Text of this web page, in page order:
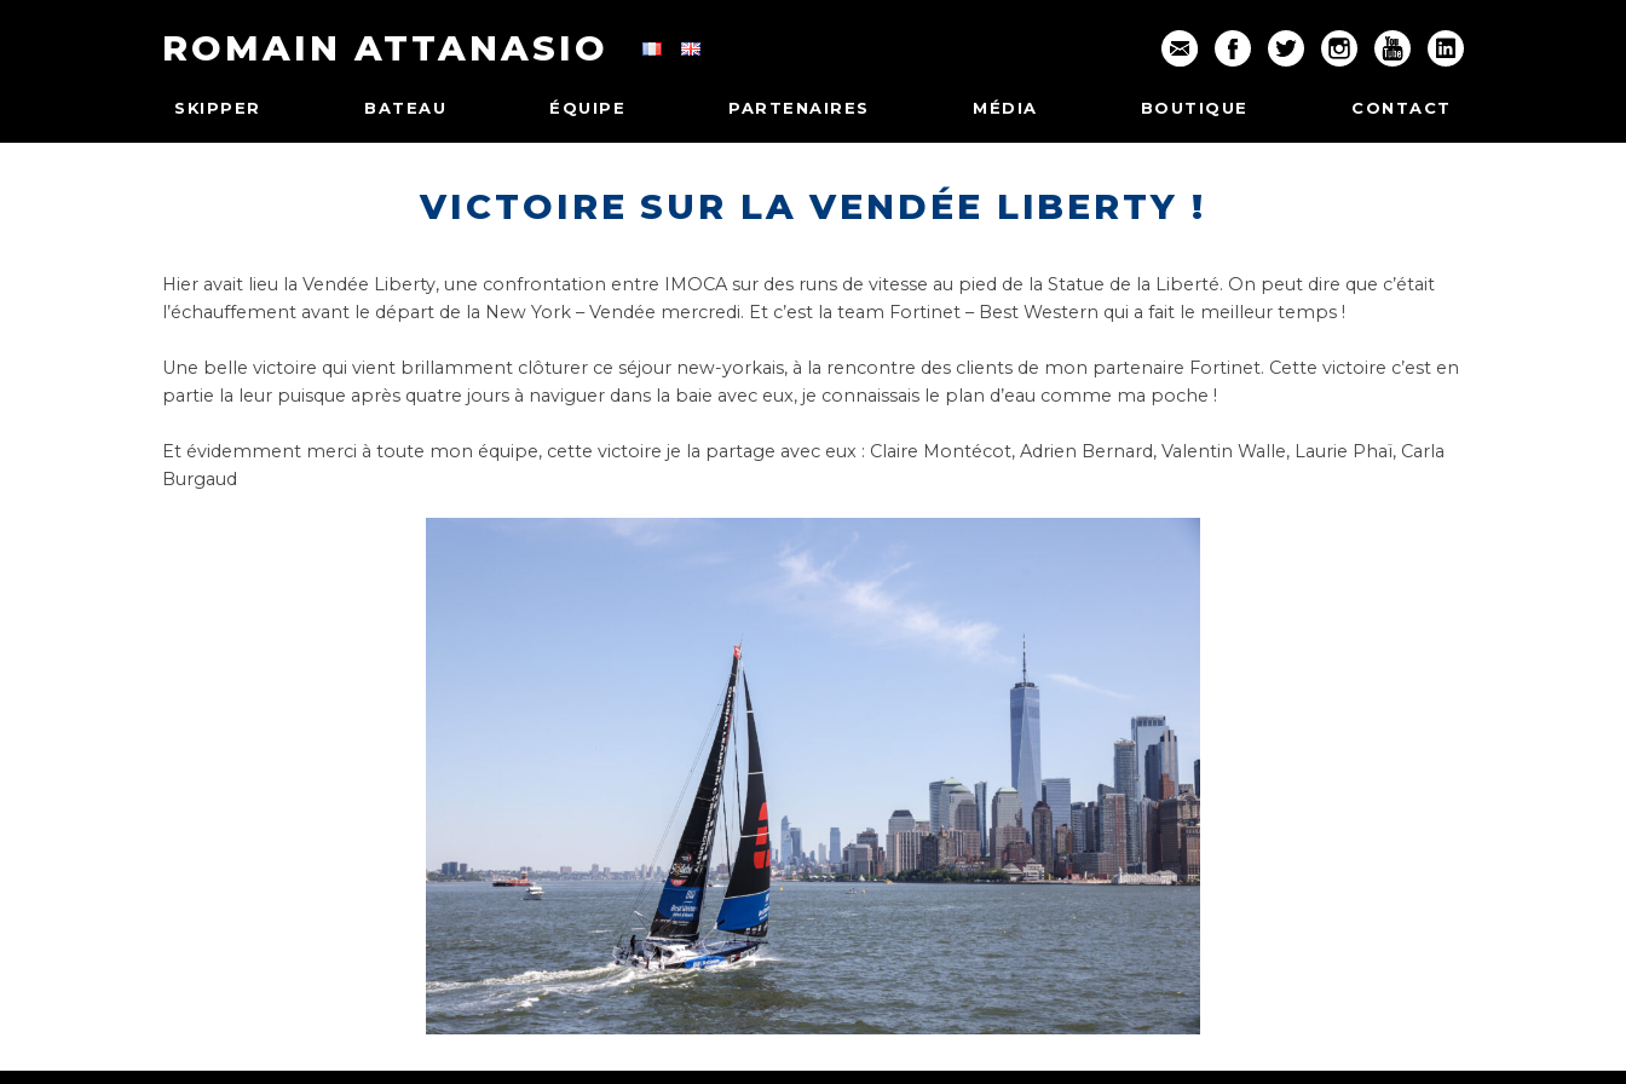
ROMAIN ATTANASIO
SKIPPER BATEAU ÉQUIPE PARTENAIRES MÉDIA BOUTIQUE CONTACT
VICTOIRE SUR LA VENDÉE LIBERTY !
Hier avait lieu la Vendée Liberty, une confrontation entre IMOCA sur des runs de vitesse au pied de la Statue de la Liberté. On peut dire que c’était
l’échauffement avant le départ de la New York – Vendée mercredi. Et c’est la team Fortinet –Best Western qui a fait le meilleur temps !
Une belle victoire qui vient brillamment clôturer ce séjour new-yorkais, à la rencontre des clients de mon partenaire Fortinet. Cette victoire c’est en
partie la leur puisque après quatre jours à naviguer dans la baie avec eux, je connaissais le plan d’eau comme ma poche !
Et évidemment merci à toute mon équipe, cette victoire je la partage avec eux : Claire Montécot,Adrien Bernard,Valentin Walle, Laurie Phaï, Carla
Burgaud